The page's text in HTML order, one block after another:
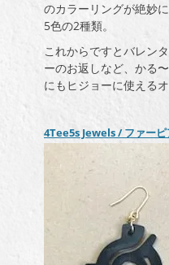
のカラーリングが絶妙
5色の2種類。
これからですとバレン
ーのお返しなど、かる
にもヒジョーに使える
4Tee5s Jewels / ファー